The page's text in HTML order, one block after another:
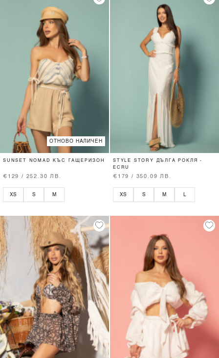
ОТНОВО НАЛИЧЕН
SUNSET NOMAD КЪС ГАЩЕРИЗОН
€129 / 252.30 ЛВ.
XS S M
STYLE STORY ДЪЛГА РОКЛЯ -
ECRU
€179 / 350.09 ЛВ.
XS S M